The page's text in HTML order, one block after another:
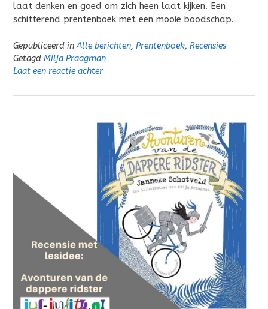
laat denken en goed om zich heen laat kijken. Een
schitterend prentenboek met een mooie boodschap.
Gepubliceerd inAlle berichten, Prentenboek, Recensies
Getagd Milja Praagman
Laat een reactie achter